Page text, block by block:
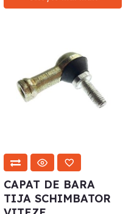
CAPAT DE BARA
TIJA SCHIMBATOR